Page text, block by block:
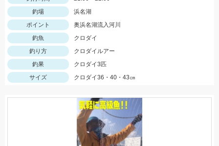
釣場
浜名湖
ポイント
奥浜名湖流入河川
釣魚
クロダイ
釣り方
クロダイルアー
釣果
クロダイ3匹
サイズ
クロダイ36・40・43㎝